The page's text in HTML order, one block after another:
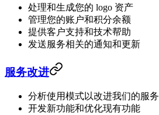
处理和生成您的 logo 资产
管理您的账户和积分余额
提供客户支持和技术帮助
发送服务相关的通知和更新
服务改进
分析使用模式以改进我们的服务
开发新功能和优化现有功能